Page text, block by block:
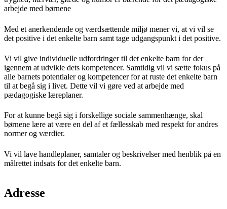
arbejde med børnene
Med et anerkendende og værdsættende miljø mener vi, at vi vil se
det positive i det enkelte barn samt tage udgangspunkt i det positive.
Vi vil give individuelle udfordringer til det enkelte barn for der
igennem at udvikle dets kompetencer. Samtidig vil vi sætte fokus på
alle barnets potentialer og kompetencer for at ruste det enkelte barn
til at begå sig i livet. Dette vil vi gøre ved at arbejde med
pædagogiske læreplaner.
For at kunne begå sig i forskellige sociale sammenhænge, skal
børnene lære at være en del af et fællesskab med respekt for andres
normer og værdier.
Vi vil lave handleplaner, samtaler og beskrivelser med henblik på en
målrettet indsats for det enkelte barn.
Adresse